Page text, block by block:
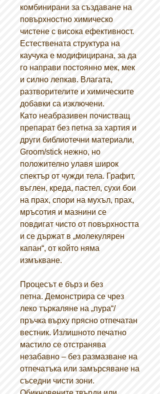
комбинирани за създаване на
повърхностно химическо
чистене с висока ефективност.
Естествената структура на
каучука е модифицирана, за да
го направи постоянно мек, мек
и силно лепкав. Влагата,
разтворителите и химическите
добавки са изключени.
Като неабразивен почистващ
препарат без петна за хартия и
други библиотечни материали,
Groom/stick нежно, но
положително улавя широк
спектър от чужди тела. Графит,
въглен, креда, пастел, сухи бои
на прах, спори на мухъл, прах,
мръсотия и мазнини се
повдигат чисто от повърхността
и се държат в „молекулярен
капан“, от който няма
измъкване.
Процесът е бърз и без
петна. Демонстрира се чрез
леко търкаляне на „пура“/
пръчка върху прясно отпечатан
вестник. Излишното печатно
мастило се отстранява
незабавно – без размазване на
отпечатъка или замърсяване на
съседни чисти зони.